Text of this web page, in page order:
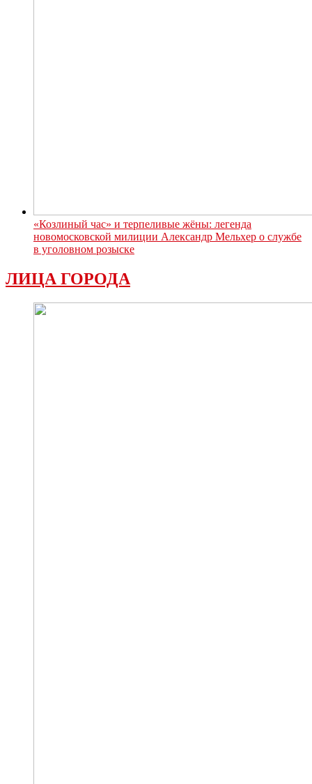
«Козлиный час» и терпеливые жёны: легенда
новомосковской милиции Александр Мельхер о службе
в уголовном розыске
ЛИЦА ГОРОДА